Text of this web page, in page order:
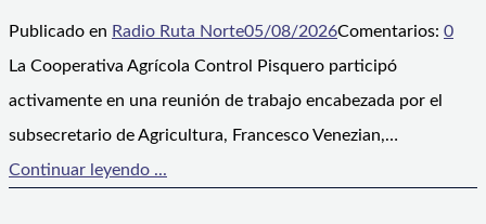
Publicado en Radio Ruta Norte05/08/2026Comentarios: 0
La Cooperativa Agrícola Control Pisquero participó
activamente en una reunión de trabajo encabezada por el
subsecretario de Agricultura, Francesco Venezian,…
Continuar leyendo ...